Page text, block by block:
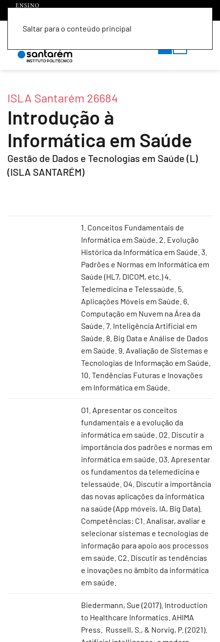
Saltar para o conteúdo principal
ISLA Santarém 26684
Introdução à
Informática em Saúde
Gestão de Dados e Tecnologias em Saúde (L)
(ISLA SANTARÉM)
1. Conceitos Fundamentais de
Informática em Saúde. 2. Evolução
Histórica da Informática em Saúde. 3.
Padrões e Normas em Informática em
Saúde (HL7, DICOM, etc.) 4.
Telemedicina e Telessaúde. 5.
Aplicações Móveis em Saúde. 6.
Computação em Nuvem na Área da
Saúde. 7. Inteligência Artificial em
Saúde. 8. Big Data e Análise de Dados
em Saúde. 9. Avaliação de Sistemas e
Tecnologias de Informação em Saúde.
10. Tendências Futuras e Inovações
em Informática em Saúde.
O1. Apresentar os conceitos
fundamentais e a evolução da
informática em saúde. O2. Discutir a
importância dos padrões e normas em
informática em saúde. O3. Apresentar
os fundamentos da telemedicina e
telessaúde. O4. Discutir a importância
das novas aplicações da informática
na saúde (App móveis, IA, Big Data).
Competências: C1. Analisar, avaliar e
selecionar sistemas e tecnologias de
informação para apoio aos processos
em saúde. C2. Discutir as tendências
e inovações no âmbito da informática
em saúde.
Biedermann, Sue (2017). Introduction
to Healthcare Informatics. AHIMA
Press. Russell, S., & Norvig, P. (2021).